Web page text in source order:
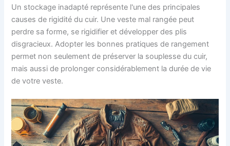
Un stockage inadapté représente l'une des principales
causes de rigidité du cuir. Une veste mal rangée peut
perdre sa forme, se rigidifier et développer des plis
disgracieux. Adopter les bonnes pratiques de rangement
permet non seulement de préserver la souplesse du cuir,
mais aussi de prolonger considérablement la durée de vie
de votre veste.